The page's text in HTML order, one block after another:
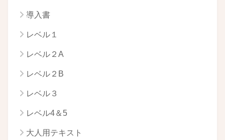
導入書
レベル１
レベル２A
レベル２B
レベル３
レベル4＆5
大人用テキスト